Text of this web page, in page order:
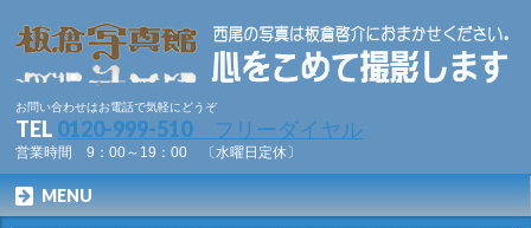
お問い合わせはお電話で気軽にどうぞ
TEL 0120-999-510 フリーダイヤル
営業時間 9：00～19：00 〔水曜日定休〕
MENU